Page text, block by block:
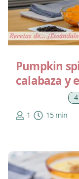
Pumpkin
calabaza y
1
15 min